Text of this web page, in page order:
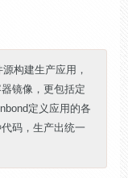
构建生产应用，
镜像，更包括定
定义应用的各
码，生产出统一